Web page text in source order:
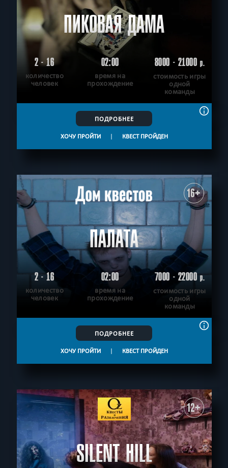
ПИКОВАЯ ДАМА
2 - 16
количество
человек
02:00
время на
прохождение
8000 - 21000р.
стоимость игры
одной
команды
ПОДРОБНЕЕ
ХОЧУ ПРОЙТИ | КВЕСТ ПРОЙДЕН
16+
ПАЛАТА
2 - 16
количество
человек
02:00
время на
прохождение
7000 - 22000р.
стоимость игры
одной
команды
ПОДРОБНЕЕ
ХОЧУ ПРОЙТИ | КВЕСТ ПРОЙДЕН
12+
SILENT HILL